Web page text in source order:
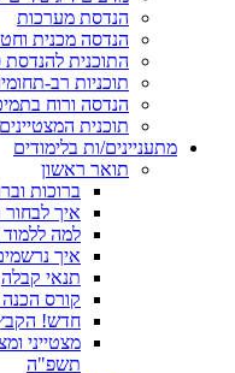
הנדסת מערכות
הנדסה מכנית
התוכנית להנדסת
תוכניות רב-
הנדסה ורוח
תוכנית
מתעניינים/ות בלימודים
תואר ראשון
ברוכות
איך
למה
איך
תנאי קבלה
קורס הכנה
חדש! הקבץ
מצטייני
תשפ"ה